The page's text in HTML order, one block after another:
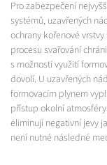
Pro zabezpečení
systémů, uzavřených
ochrany kořenové
procesu svařování
s možností využití
dovolí. U uzavřených
formovacím plynem
přístup okolní
eliminují negativní jevy
není nutné následné